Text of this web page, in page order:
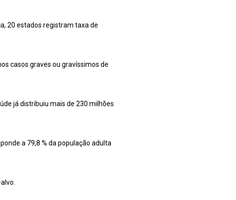
20 estados registram taxa de
casos graves ou gravíssimos de
já distribuiu mais de 230 milhões
a 79,8 % da população adulta